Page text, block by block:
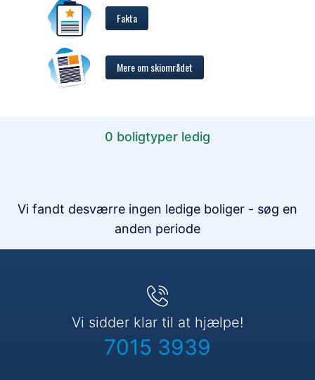
Fakta
Mere om skiområdet
0 boligtyper ledig
Vi fandt desværre ingen ledige boliger - søg en
anden periode
Vi sidder klar til at hjælpe!
7015 3939